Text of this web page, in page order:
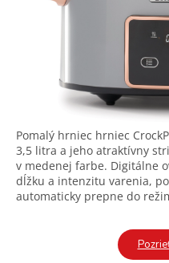
Pomalý hrniec hrniec
3,5 litra a jeho atraktívny
v medenej farbe. Digitálne
dĺžku a intenzitu varenia,
automaticky prepne do